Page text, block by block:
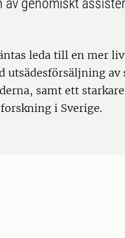
av genomiskt
leda till en mer
utsädesförsäljning
samt ett
i Sverige.